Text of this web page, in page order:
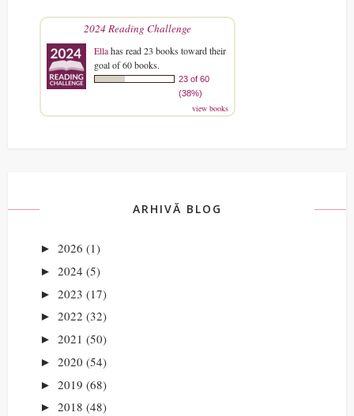
2024 Reading Challenge
Ellahas read 23 books toward their
goal of 60 books.
23 of 60
(38%)
view books
ARHIVĂ BLOG
► 2026 (1)
► 2024 (5)
► 2023 (17)
► 2022 (32)
► 2021 (50)
► 2020 (54)
► 2019 (68)
► 2018 (48)